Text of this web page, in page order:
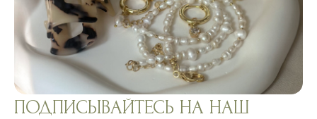
ПОДПИСЫВАЙТЕСЬ НА НАШ